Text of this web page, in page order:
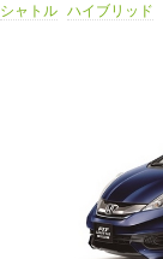
シャトル ハイブリッド